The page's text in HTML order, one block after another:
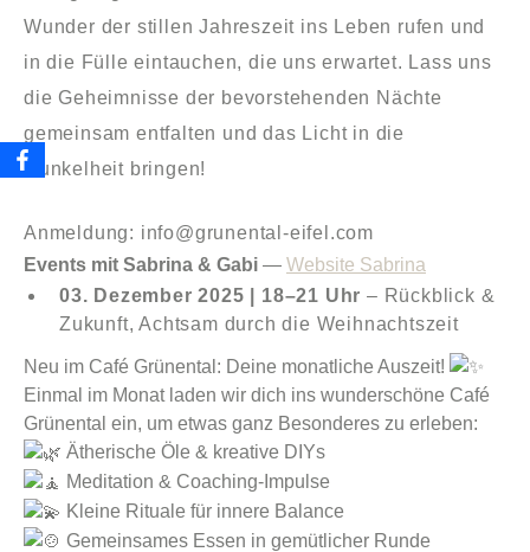
Wunder der stillen Jahreszeit ins Leben rufen und
in die Fülle eintauchen, die uns erwartet. Lass uns
die Geheimnisse der bevorstehenden Nächte
gemeinsam entfalten und das Licht in die
Dunkelheit bringen!
Anmeldung: info@grunental-eifel.com
Events mit Sabrina & Gabi — Website Sabrina
03. Dezember 2025 | 18–21 Uhr – Rückblick &
Zukunft, Achtsam durch die Weihnachtszeit
Neu im Café Grünental: Deine monatliche Auszeit!
Einmal im Monat laden wir dich ins wunderschöne Café
Grünental ein, um etwas ganz Besonderes zu erleben:
Ätherische Öle & kreative DIYs
Meditation & Coaching-Impulse
Kleine Rituale für innere Balance
Gemeinsames Essen in gemütlicher Runde